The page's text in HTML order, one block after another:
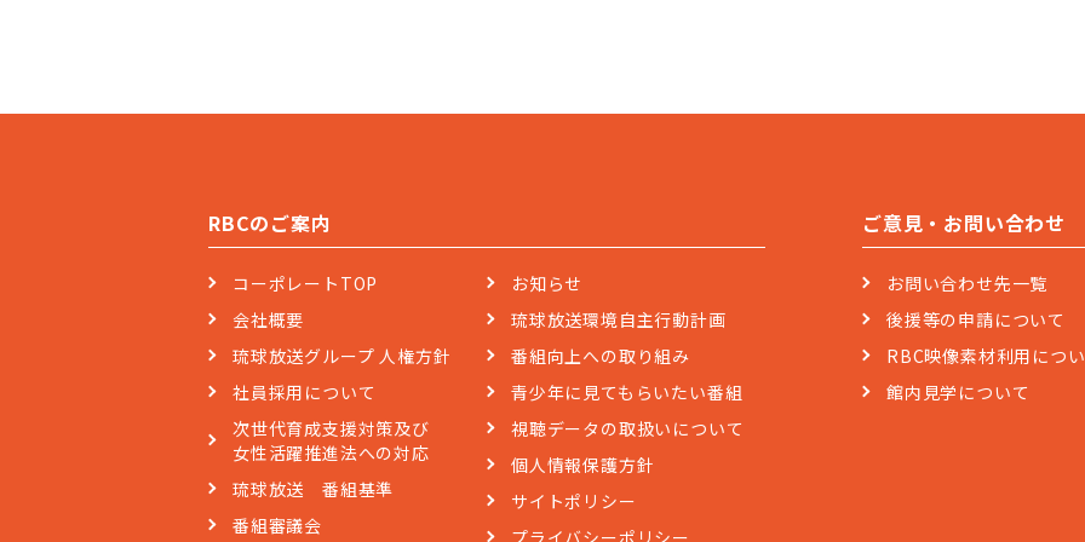
RBCのご案内
コーポレートTOP
会社概要
琉球放送グループ 人権方針
社員採用について
次世代育成支援対策及び
女性活躍推進法への対応
琉球放送 番組基準
番組審議会
お知らせ
琉球放送環境自主行動計画
番組向上への取り組み
青少年に見てもらいたい番組
視聴データの取扱いについて
個人情報保護方針
サイトポリシー
プライバシーポリシー
ご意見・お問い合わせ
お問い合わせ先一覧
後援等の申請について
RBC映像素材利用につ
館内見学について